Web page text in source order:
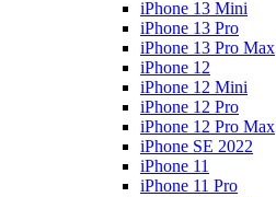
iPhone 13 Mini
iPhone 13 Pro
iPhone 13 Pro Max
iPhone 12
iPhone 12 Mini
iPhone 12 Pro
iPhone 12 Pro Max
iPhone SE 2022
iPhone 11
iPhone 11 Pro